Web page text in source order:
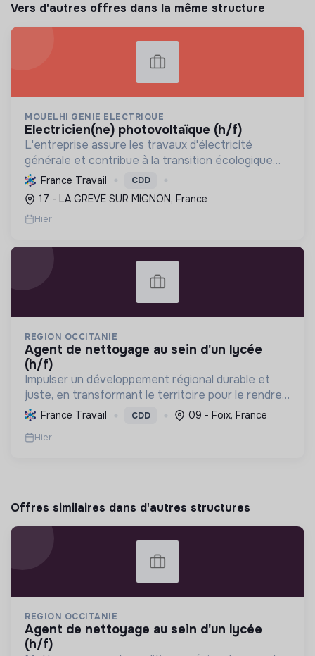
Vers d'autres offres dans la même structure
MOUELHI GENIE ELECTRIQUE
electricien(ne) photovoltaïque (h/f)
L'entreprise assure les travaux d'électricité
générale et contribue à la transition écologique
par l'installation de systèmes photovoltaïques,
favorisant ainsi une énergie plus durable.
France Travail CDD
17 - LA GREVE SUR MIGNON, France
Hier
REGION OCCITANIE
agent de nettoyage au sein d'un lycée
(h/f)
Impulser un développement régional durable et
juste, en transformant le territoire pour le rendre
résilient et leader en énergie positive d'ici 2050.
France Travail CDD 09 - Foix, France
Hier
Offres similaires dans d'autres structures
REGION OCCITANIE
agent de nettoyage au sein d'un lycée
(h/f)